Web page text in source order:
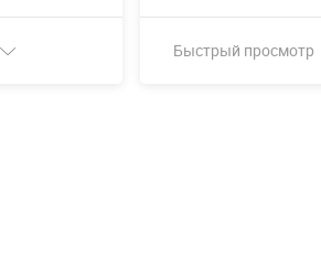
Быстрый просмотр